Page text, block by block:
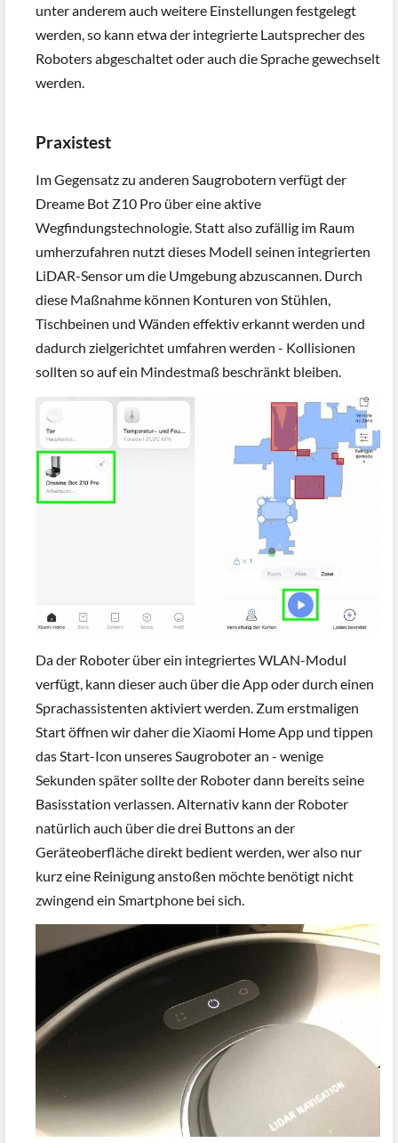
unter anderem auch weitere Einstellungen festgelegt
werden, so kann etwa der integrierte Lautsprecher des
Roboters abgeschaltet oder auch die Sprache gewechselt
werden.
Praxistest
Im Gegensatz zu anderen Saugrobotern verfügt der
Dreame Bot Z10 Pro über eine aktive
Wegfindungstechnologie. Statt also zufällig im Raum
umherzufahren nutzt dieses Modell seinen integrierten
LiDAR-Sensor um die Umgebung abzuscannen. Durch
diese Maßnahme können Konturen von Stühlen,
Tischbeinen und Wänden effektiv erkannt werden und
dadurch zielgerichtet umfahren werden - Kollisionen
sollten so auf ein Mindestmaß beschränkt bleiben.
Da der Roboter über ein integriertes WLAN-Modul
verfügt, kann dieser auch über die App oder durch einen
Sprachassistenten aktiviert werden. Zum erstmaligen
Start öffnen wir daher die Xiaomi Home App und tippen
das Start-Icon unseres Saugroboter an - wenige
Sekunden später sollte der Roboter dann bereits seine
Basisstation verlassen. Alternativ kann der Roboter
natürlich auch über die drei Buttons an der
Geräteoberfläche direkt bedient werden, wer also nur
kurz eine Reinigung anstoßen möchte benötigt nicht
zwingend ein Smartphone bei sich.